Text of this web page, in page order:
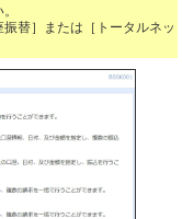
替］または［トータルネッ